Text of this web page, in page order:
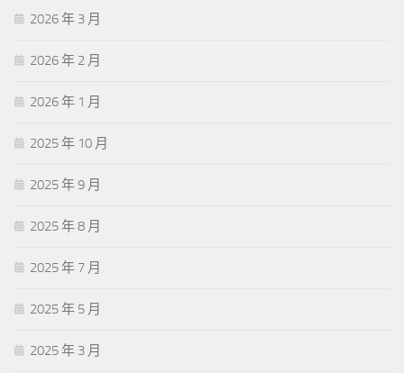
2026 年 3 月
2026 年 2 月
2026 年 1 月
2025 年 10 月
2025 年 9 月
2025 年 8 月
2025 年 7 月
2025 年 5 月
2025 年 3 月